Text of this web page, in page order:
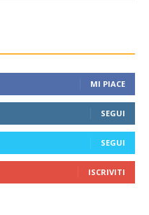
MI PIACE
SEGUI
SEGUI
ISCRIVITI